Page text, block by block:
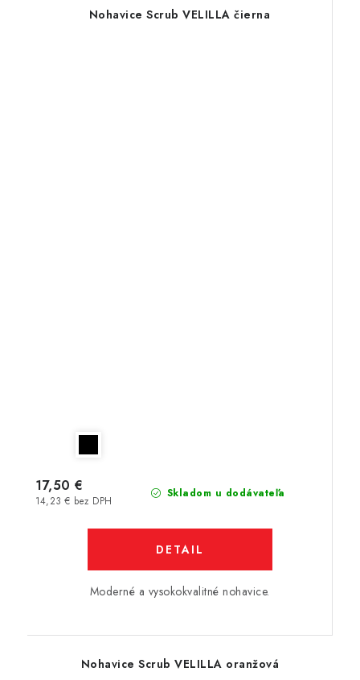
Nohavice Scrub VELILLA čierna
Skladom u dodávateľa
14,23 € bez DPH
17,50 €
DETAIL
Moderné a vysokokvalitné nohavice.
Nohavice Scrub VELILLA oranžová